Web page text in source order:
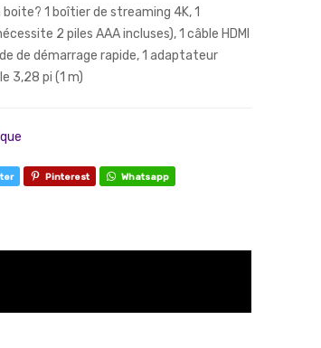
1 boîtier de streaming 4K, 1
2 piles AAA incluses), 1 câble HDMI
de démarrage rapide, 1 adaptateur
3,28 pi (1 m)
Pinterest Whatsapp